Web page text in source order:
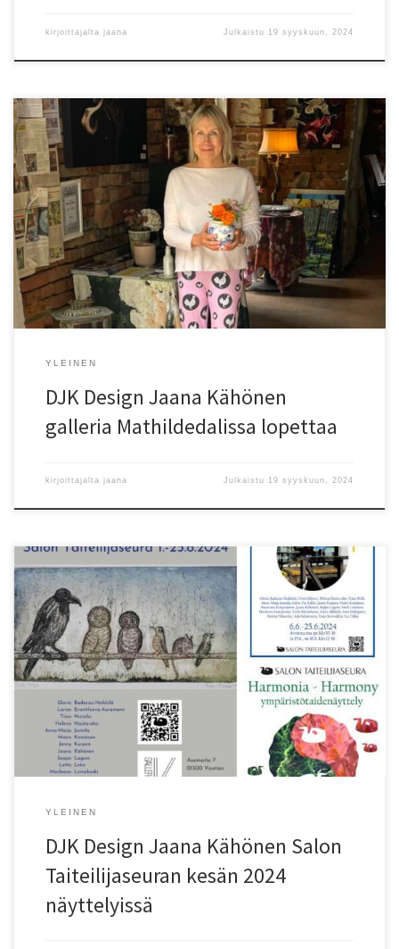
kirjoittajalta jaana Julkaistu 19 syyskuun, 2024
DJK Design Jaana Kähönen galleria Mathildedalin ruukinrannan
puuhiilivarastossa lopettaa, seitsemän toimintavuoden jälkeen,
toimintansa. Vaikka galleria lopettaa, en ole itse lähdössä
Mathildedalista – toiminta vaan muuttaa muotoaan ja keskityn
jatkossa ydinasiaan, eli digitaaliseen kuva- ja kuosisuunnitteluun.
Kuluneet vuodet ovat olleet minulle todella hektisiä, ja niihin on
sisältynyt itse taidetyön, uusien tekniikoiden opiskelun […]
YLEINEN
DJK Design Jaana Kähönen
galleria Mathildedalissa lopettaa
kirjoittajalta jaana Julkaistu 19 syyskuun, 2024
(DJK Design) Jaana Kähönen on tänä kesänä mukana kolmessa
Salon Taiteilijaseuran näyttelyssä. Näistä on meneillään Ilolan
Arboretumin Harmonia -näyttely ja tulossa Galleria K:n näyttely
elokuussa. Tervetuloa näyttelyihin!
YLEINEN
DJK Design Jaana Kähönen Salon
Taiteilijaseuran kesän 2024
näyttelyissä